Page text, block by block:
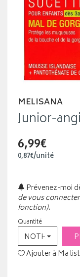
MELISANA
Junior-
6,99€
0,87€/unité
Prévenez-moi
de vous
fonction).
Quantité
NOTHING
Ajouter à Ma